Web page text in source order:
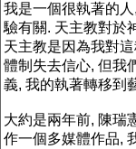
我是一個很執著的
驗有關. 天主教對於
天主教是因為我對
體制失去信心, 但我
義, 我的執著轉移
大約是兩年前, 陳瑞
作一個多媒體作品,